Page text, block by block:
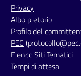
t
r
a
z
i
o
Privacy
Albo pretorio
Profilo del
PEC
Elenco Siti Tematici
Tempi di attesa